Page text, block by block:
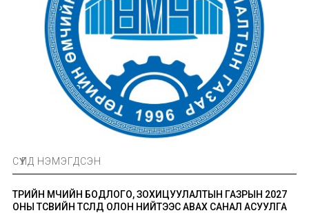
СҮҮЛД НЭМЭГДСЭН
ТӨРИЙН ӨМЧИЙН БОДЛОГО, ЗОХИЦУУЛАЛТЫН ГАЗРЫН 2027
ОНЫ ТӨСВИЙН ТӨСӨЛД ОЛОН НИЙТЭЭС АВАХ САНАЛ АСУУЛГА